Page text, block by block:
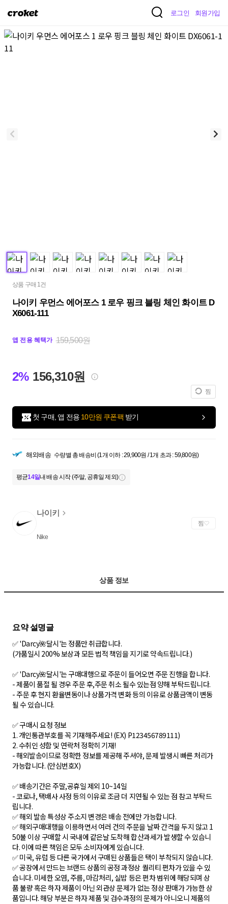
크
켓
로그인 회원가입
상품 구매 1건
나이키 우먼스 에어포스 1 로우 핑크 블링 체인 화이트 D
X6061-111
앱 전용 혜택가 159,500원
2% 156,310원
찜
첫 구매, 앱 전용 10만원 쿠폰팩 받기
해외배송 수량별 총 배송비 (1개 이하 : 29,900원 / 1개 초과 : 59,800원)
평균14일내 배송 시작 (주말, 공휴일 제외)
나이키
Nike
찜
상품 정보
요약 설명글
✅ 'Darcy🌺달시'는 정품만 취급합니다.
(가품일시 200% 보상과 모든 법적 책임을 지기로 약속드립니다.)
✅ 'Darcy🌺달시'는 구매대행으로 주문이 들어오면 주문 진행을 합니다.
- 제품이 품절 될 경우 주문 후,주문 취소 될수 있는점 양해 부탁드립니다.
- 주문 후 현지 환율변동이나 상품가격 변화 등의 이유로 상품금액이 변동
될 수 있습니다.
✅ 구매시 요청 정보
1. 개인통관부호를 꼭 기재해주세요! (EX) P123456789111)
2. 수취인 성함 및 연락처 정확히 기재!
- 해외발송이므로 정확한 정보를 제공해 주셔야, 문제 발생시 빠른 처리가
가능합니다. (안심번호X)
✅ 배송기간은 주말,공휴일 제외 10~14일
- 코로나, 택배사 사정 등의 이유로 조금 더 지연될 수 있는 점 참고 부탁드
립니다.
✅ 해외 발송 특성상 주소지 변경은 배송 전에만 가능합니다.
✅ 해외구매대행을 이용하면서 여러 건의 주문을 날짜 간격을 두지 않고 1
50불 이상 구매할 시 국내에 같은날 도착해 합산과세가 발생할 수 있습니
다. 이에 따른 책임은 모두 소비자에게 있습니다.
✅ 미국, 유럽 등 다른 국가에서 구매된 상품들은 택이 부착되지 않습니다.
✅ 공장에서 만드는 브랜드 상품의 공정 과정상 퀄리티 편차가 있을 수 있
습니다. 미세한 오염, 주름, 마감처리, 실밥 등은 편차 범위에 해당되며 상
품 불량 혹은 하자 제품이 아닌 외관상 문제가 없는 정상 판매가 가능한 상
품입니다. 해당 부분은 하자 제품 및 검수과정의 문제가 아니오니 제품의